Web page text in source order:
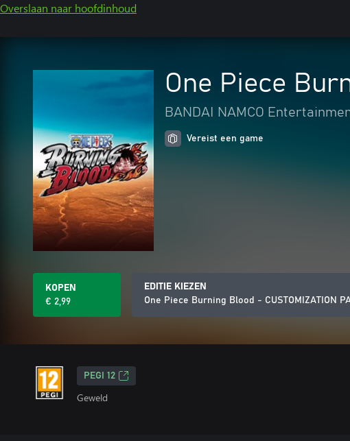
Overslaan naar hoofdinhoud
One Piece
BANDAI NAMCO
Vereist een game
KOPEN
€ 2,99
EDITIE KIEZEN
One Piece Burning Blood - CUSTOMIZATION
PEGI 12
Geweld